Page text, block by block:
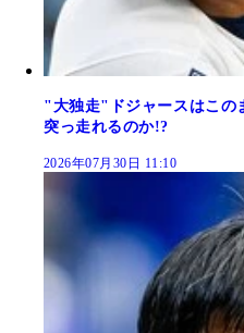
"大独走"ドジャースはこの
突っ走れるのか!?
2026年07月30日 11:10